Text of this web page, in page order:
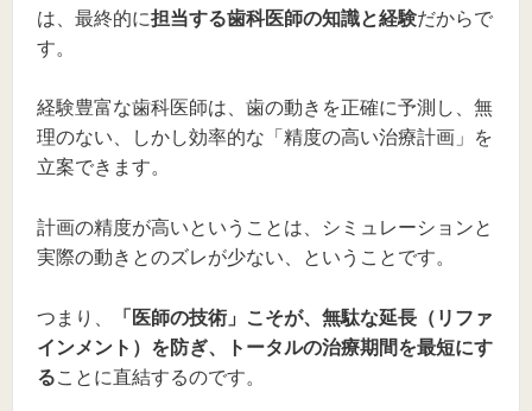
は、最終的に担当する歯科医師の知識と経験だからで
す。
経験豊富な歯科医師は、歯の動きを正確に予測し、無
理のない、しかし効率的な「精度の高い治療計画」を
立案できます。
計画の精度が高いということは、シミュレーションと
実際の動きとのズレが少ない、ということです。
つまり、
「医師の技術」こそが、無駄な延長（リファ
インメント）を防ぎ、トータルの治療期間を最短にす
ることに直結するのです。